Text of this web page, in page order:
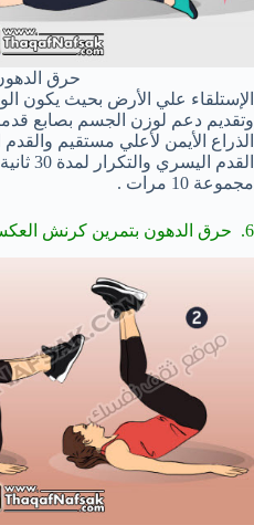
حرق
الإستلقاء علي الأرض بحيث يكون
وتقديم دعم لوزن الجسم بصابع
الذراع الأيمن لأعلي مستقيم
القدم
مجموعة 10 مرات .
6. حرق الدهون بتمرين كرنش العكسي :